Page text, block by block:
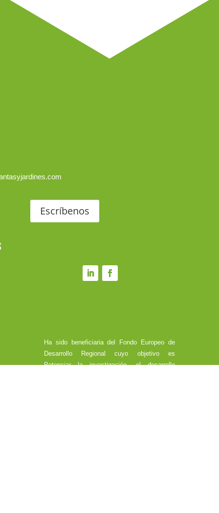
Escríbenos
Ha sido beneficiaria del Fondo Europeo de
Desarrollo Regional cuyo objetivo es
Potenciar la investigación, el desarrollo